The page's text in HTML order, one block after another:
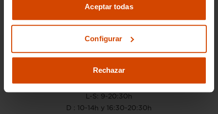
Aceptar todas
Configurar
Rechazar
910 605 222
L-S: 9-20:30h
D : 10-14h y 16:30-20:30h